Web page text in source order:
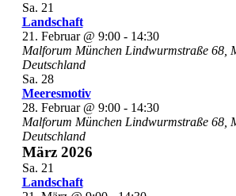
Sa. 21
Landschaft
21. Februar @ 9:00- 14:30
Malforum München Lindwurmstraße 68,
Deutschland
Sa. 28
Meeresmotiv
28. Februar @ 9:00- 14:30
Malforum München Lindwurmstraße 68,
Deutschland
März 2026
Sa. 21
Landschaft